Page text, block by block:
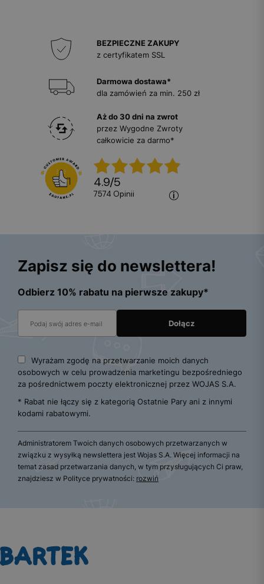
BEZPIECZNE ZAKUPY
z certyfikatem SSL
Darmowa dostawa*
dla zamówień za min. 250 zł
Aż do 30 dni na zwrot
przez Wygodne Zwroty
całkowicie za darmo*
4.9/5
7574 opinii
Zapisz się do newslettera!
Odbierz 10% rabatu na pierwsze zakupy*
Wyrażam zgodę na przetwarzanie moich danych
osobowych w celu prowadzenia marketingu bezpośredniego
za pośrednictwem poczty elektronicznej przez WOJAS S.A.
* Rabat nie łączy się z kategorią Ostatnie Pary ani z innymi
kodami rabatowymi.
Administratorem Twoich danych osobowych przetwarzanych w
związku z wysyłką newslettera jest Wojas S.A. Więcej informacji na
temat zasad przetwarzania danych, w tym przysługujących Ci praw,
znajdziesz w Polityce prywatności: rozwiń